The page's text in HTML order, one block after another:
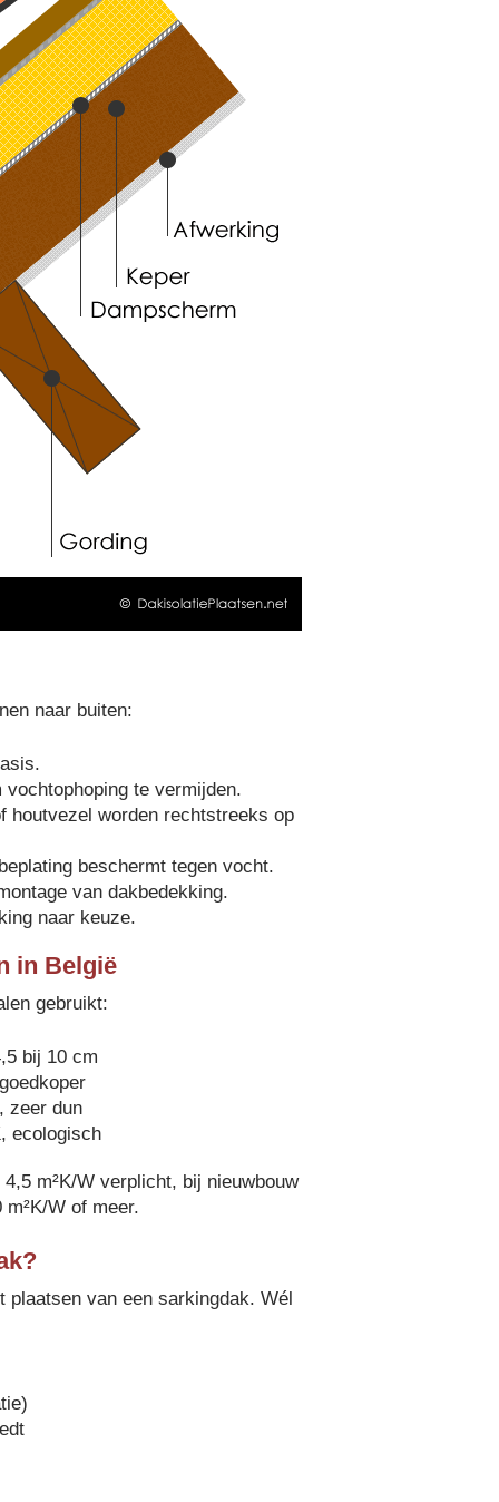
naar buiten:
te vermijden.
worden rechtstreeks op
beschermt tegen vocht.
van dakbedekking.
naar keuze.
in België
gebruikt:
bij 10 cm
zeer dun
ecologisch
m²K/W verplicht, bij nieuwbouw
W of meer.
plaatsen van een sarkingdak. Wél